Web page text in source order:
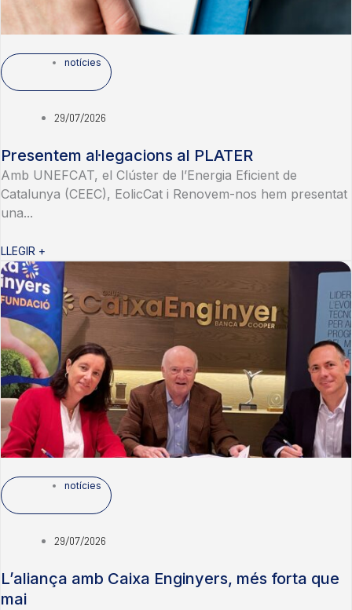
notícies
29/07/2026
Presentem al·legacions al PLATER
Amb UNEFCAT, el Clúster de l’Energia Eficient de
Catalunya (CEEC), EolicCat i Renovem-nos hem presentat
una...
LLEGIR +
notícies
29/07/2026
L’aliança amb Caixa Enginyers, més forta que
mai